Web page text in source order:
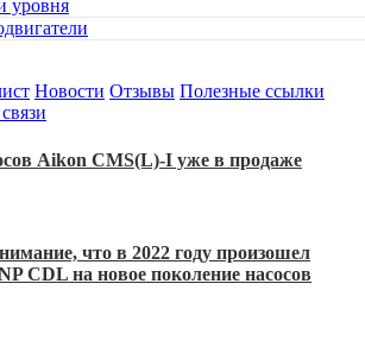
уровня
Новости Отзывы Полезные ссылки
Aikon CMS(L)-I уже в продаже
что в 2022 году произошел
CDL на новое поколение насосов